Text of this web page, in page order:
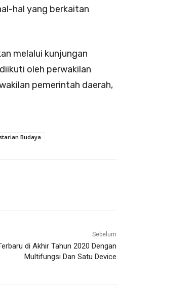
hal yang berkaitan
melalui kunjungan
oleh perwakilan
pemerintah daerah,
Budaya
Sebelum
di Akhir Tahun 2020 Dengan
Multifungsi Dan Satu Device